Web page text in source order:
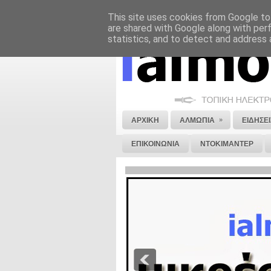
ΝΟΜΙΚΗ ΣΗΜΕΙΩΣΗ ΔΙΑΦΗΜΙΣΗ
ΑΡΧΙΚΗ ΑΛΜΩΠΙΑ »
ΕΠΙΚΟΙΝΩΝΙΑ ΝΤΟΚΙΜΑΝΤΕΡ
This site uses cookies from Google
are shared with Google along with
statistics, and to detect and address